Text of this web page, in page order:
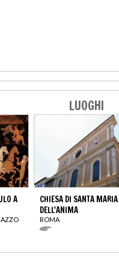
A
LUOGHI
CHIESA DI SANTA MARIA
DELL'ANIMA
ROMA